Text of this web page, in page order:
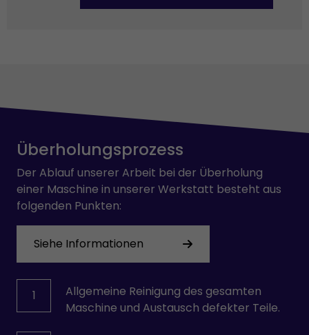
Überholungsprozess
Der Ablauf unserer Arbeit bei der Überholung
einer Maschine in unserer Werkstatt besteht aus
folgenden Punkten:
Siehe Informationen
1
Allgemeine Reinigung des gesamten
Maschine und Austausch defekter Teile.